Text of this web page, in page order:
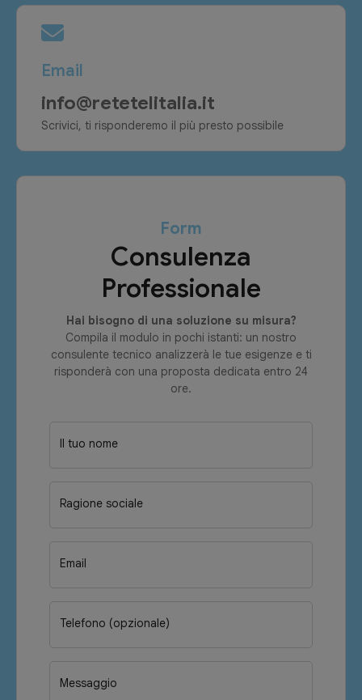
Email
info@retetelitalia.it
Scrivici, ti risponderemo il più presto possibile
Form
Consulenza
Professionale
Hai bisogno di una soluzione su misura?
Compila il modulo in pochi istanti: un nostro
consulente tecnico analizzerà le tue esigenze e ti
risponderà con una proposta dedicata entro 24
ore.
Il tuo nome
Ragione sociale
Email
Telefono (opzionale)
Messaggio